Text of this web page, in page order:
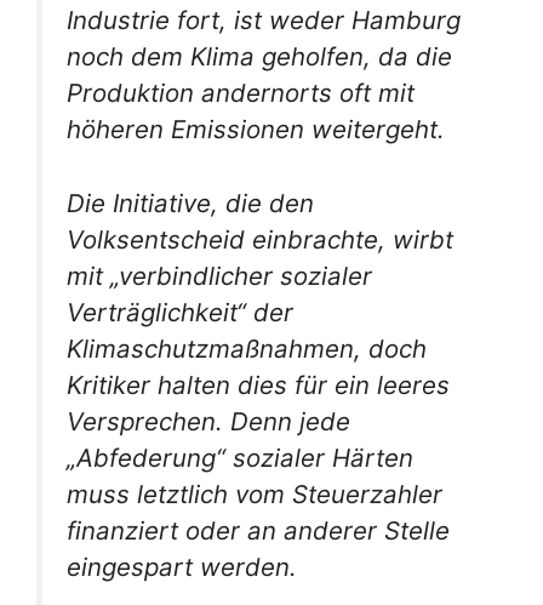
Industrie fort, ist weder Hamburg
noch dem Klima geholfen, da die
Produktion andernorts oft mit
höheren Emissionen weitergeht.
Die Initiative, die den
Volksentscheid einbrachte, wirbt
mit „verbindlicher sozialer
Verträglichkeit“ der
Klimaschutzmaßnahmen, doch
Kritiker halten dies für ein leeres
Versprechen. Denn jede
„Abfederung“ sozialer Härten
muss letztlich vom Steuerzahler
finanziert oder an anderer Stelle
eingespart werden.